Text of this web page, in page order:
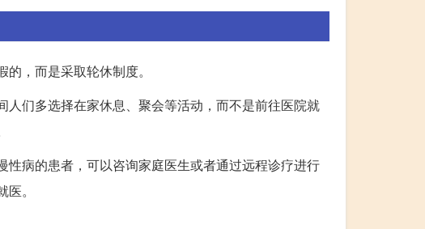
，而是采取轮休制度。
们多选择在家休息、聚会等活动，而不是前往医院就
病的患者，可以咨询家庭医生或者通过远程诊疗进行
。